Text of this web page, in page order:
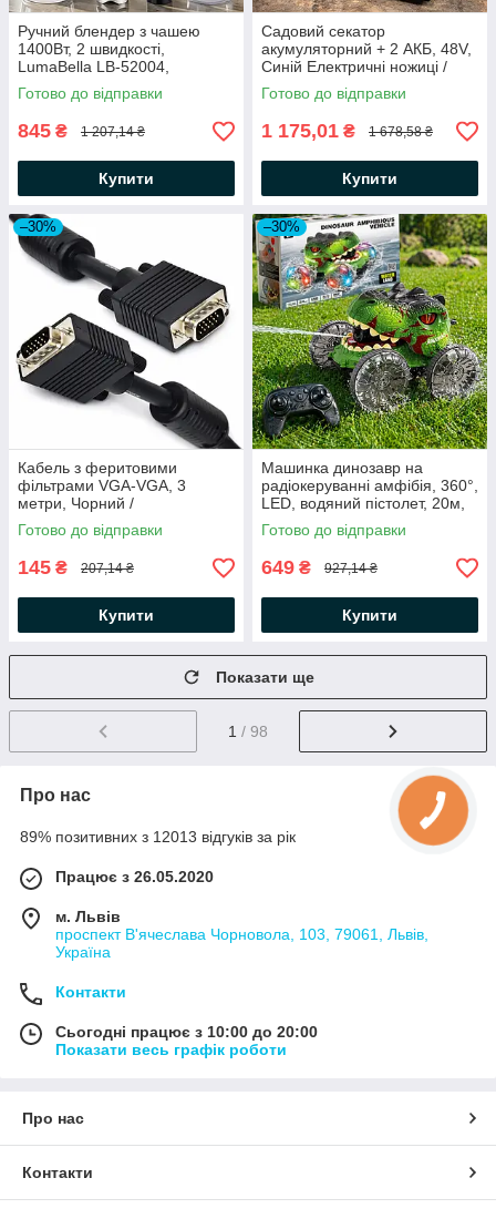
Ручний блендер з чашею
1400Вт, 2 швидкості,
LumaBella LB-52004,
Сріблястий / Блендер
занурювальний / Кухонний
Готово до відправки
845 ₴ 1 207,14 ₴
Купити
Садовий секатор
акумуляторний + 2 АКБ, 48V,
Синій Електричні ножиці /
Секатор садовий / Секатор
для обрізки гілок
Готово до відправки
1 175,01 ₴ 1 678,58 ₴
Купити
–30%
Кабель з феритовими
фільтрами VGA-VGA, 3
метри, Чорний /
Інтерфейсний кабель для
монітора / Відео-кабель для
Готово до відправки
145 ₴ 207,14 ₴
Купити
–30%
Машинка динозавр на
радіокеруванні амфібія, 360°,
LED, водяний пістолет, 20м,
5+, YL-125, Зелений /
Радіокерована машинка
Готово до відправки
649 ₴ 927,14 ₴
Купити
Показати ще
1 / 98
Про нас
89% позитивних з 12013 відгуків за рік
Працює з 26.05.2020
м. Львів
проспект В'ячеслава Чорновола, 103, 79061, Львів,
Україна
Контакти
Сьогодні працює з 10:00 до 20:00
Показати весь графік роботи
Про нас
Контакти